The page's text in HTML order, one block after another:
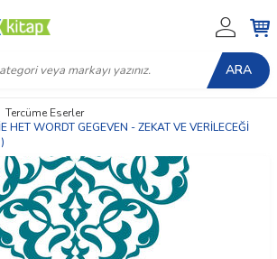
ARA
Tercüme Eserler
HET WORDT GEGEVEN - ZEKAT VE VERİLECEĞİ